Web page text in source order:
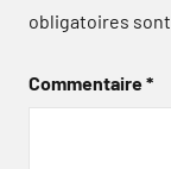
obligatoires
Commentaire*